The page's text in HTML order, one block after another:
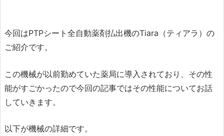
今回はPTPシート全自動薬剤払出機のTiara（ティアラ）の
ご紹介です。
この機械が以前勤めていた薬局に導入されており、その性
能がすごかったので今回の記事ではその性能についてお話
していきます。
以下が機械の詳細です。